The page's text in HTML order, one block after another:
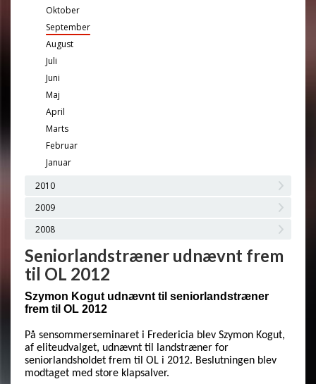
Oktober
September
August
Juli
Juni
Maj
April
Marts
Februar
Januar
2010
2009
2008
Seniorlandstræner udnævnt frem
til OL 2012
Szymon Kogut udnævnt til seniorlandstræner
frem til OL 2012
På sensommerseminaret i Fredericia blev Szymon Kogut,
af eliteudvalget, udnævnt til landstræner for
seniorlandsholdet frem til OL i 2012. Beslutningen blev
modtaget med store klapsalver.